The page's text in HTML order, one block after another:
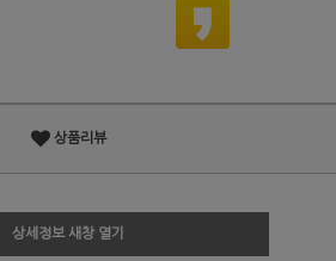
상품리뷰
상세정보 새창 열기